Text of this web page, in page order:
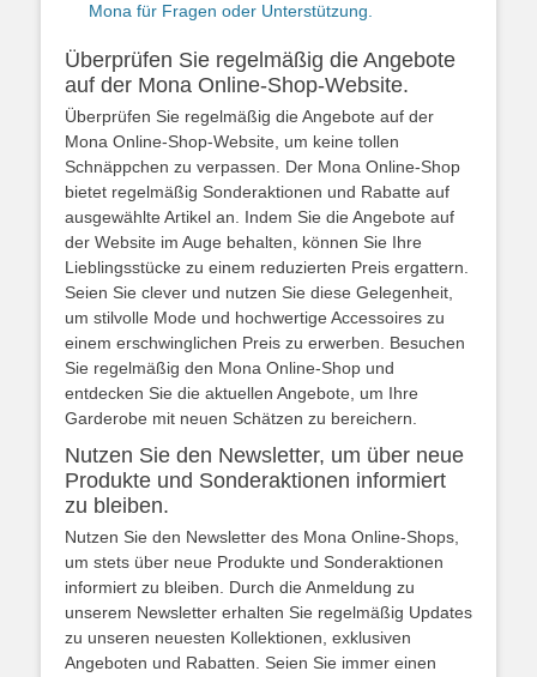
Mona für Fragen oder Unterstützung.
Überprüfen Sie regelmäßig die Angebote
auf der Mona Online-Shop-Website.
Überprüfen Sie regelmäßig die Angebote auf der
Mona Online-Shop-Website, um keine tollen
Schnäppchen zu verpassen. Der Mona Online-Shop
bietet regelmäßig Sonderaktionen und Rabatte auf
ausgewählte Artikel an. Indem Sie die Angebote auf
der Website im Auge behalten, können Sie Ihre
Lieblingsstücke zu einem reduzierten Preis ergattern.
Seien Sie clever und nutzen Sie diese Gelegenheit,
um stilvolle Mode und hochwertige Accessoires zu
einem erschwinglichen Preis zu erwerben. Besuchen
Sie regelmäßig den Mona Online-Shop und
entdecken Sie die aktuellen Angebote, um Ihre
Garderobe mit neuen Schätzen zu bereichern.
Nutzen Sie den Newsletter, um über neue
Produkte und Sonderaktionen informiert
zu bleiben.
Nutzen Sie den Newsletter des Mona Online-Shops,
um stets über neue Produkte und Sonderaktionen
informiert zu bleiben. Durch die Anmeldung zu
unserem Newsletter erhalten Sie regelmäßig Updates
zu unseren neuesten Kollektionen, exklusiven
Angeboten und Rabatten. Seien Sie immer einen